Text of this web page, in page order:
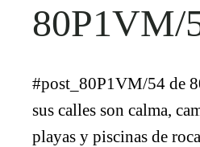
80P1VM/
#post_80P1VM/54 de
sus calles son calma,
playas y piscinas de